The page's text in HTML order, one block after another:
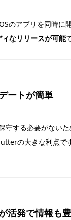
のアプリを同時に
なリリースが可能
ートが簡単
する必要がないた
の大きな利点で
活発で情報も